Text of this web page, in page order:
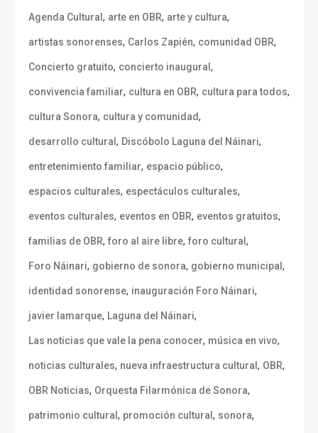
Agenda Cultural , arte en OBR, arte y cultura,
artistas sonorenses, Carlos Zapién, comunidad OBR,
Concierto gratuito, concierto inaugural ,
convivencia familiar, cultura en OBR, cultura para todos,
cultura Sonora, cultura y comunidad,
desarrollo cultural , Discóbolo Laguna del Náinari,
entretenimiento familiar, espacio público,
espacios culturales, espectáculos culturales,
eventos culturales, eventos en OBR, eventos gratuitos,
familias de OBR, foro al aire libre, foro cultural ,
Foro Náinari, gobierno de sonora, gobierno municipal ,
identidad sonorense, inauguración Foro Náinari,
javier lamarque, Laguna del Náinari,
Las noticias que vale la pena conocer, música en vivo,
noticias culturales, nueva infraestructura cultural , OBR,
OBR Noticias, Orquesta Filarmónica de Sonora,
patrimonio cultural , promoción cultural , sonora,